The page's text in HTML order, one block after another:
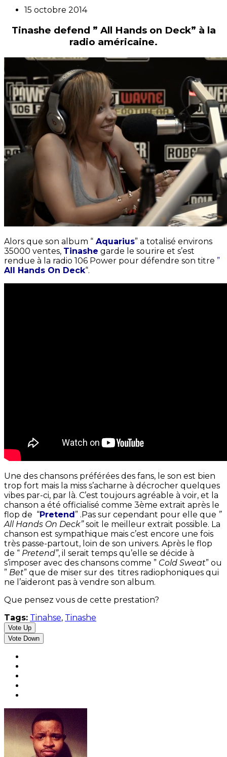
15 octobre 2014
Tinashe defend ” All Hands on Deck” à la
radio américaine.
Alors que son album “ Aquarius” a totalisé environs
35000 ventes, Tinashe garde le sourire et s’est
rendue à la radio 106 Power pour défendre son titre ”
All Hands On Deck“.
Une des chansons préférées des fans, le son est bien
trop fort mais la miss s’acharne à décrocher quelques
vibes par-ci, par là. C’est toujours agréable à voir, et la
chanson a été officialisé comme 3ème extrait après le
flop de “Pretend” .Pas sur cependant pour elle que ”
All Hands On Deck”soit le meilleur extrait possible. La
chanson est sympathique mais c’est encore une fois
très passe-partout, loin de son univers. Après le flop
de “ Pretend”, il serait temps qu’elle se décide à
s’imposer avec des chansons comme ” Cold Sweat” ou
” Bet” que de miser sur des titres radiophoniques qui
ne l’aideront pas à vendre son album.
Que pensez vous de cette prestation?
Tags: Tinahse, Tinashe
Vote Up
Vote Down